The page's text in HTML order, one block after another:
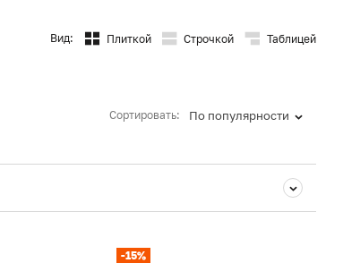
Вид: Плиткой Строчкой Таблицей
Сортировать: По популярности
-15%